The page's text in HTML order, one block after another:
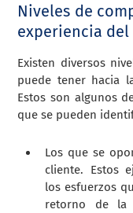
Niveles de
experiencia
Existen diversos
puede tener hacia
Estos son algunos
que se pueden
Los que se
cliente. Estos
los esfuerzos
retorno de la